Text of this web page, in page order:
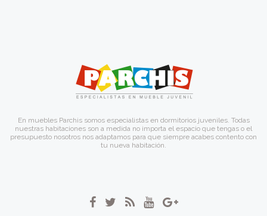
En muebles Parchis somos especialistas en dormitorios juveniles. Todas
nuestras habitaciones son a medida no importa el espacio que tengas o el
presupuesto nosotros nos adaptamos para que siempre acabes contento con
tu nueva habitación.